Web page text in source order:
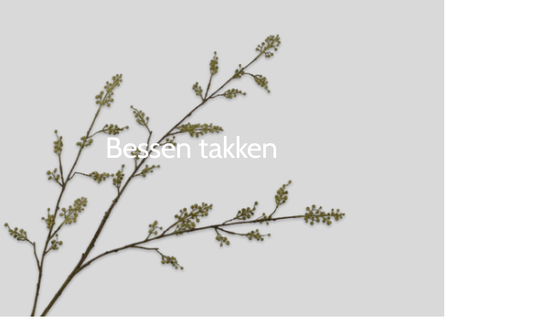
Bessen takken